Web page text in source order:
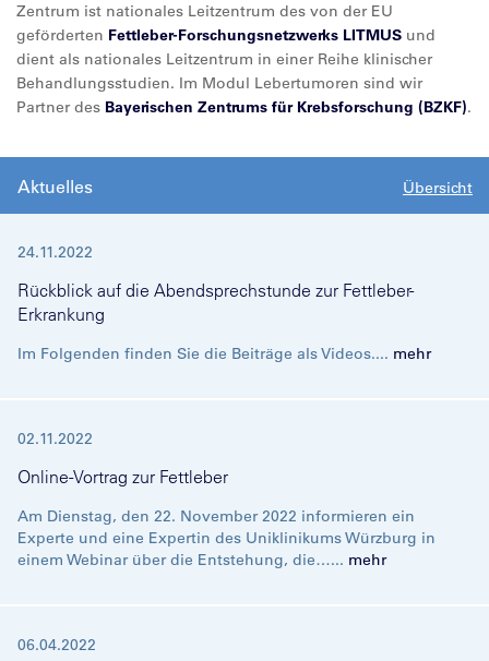
Zentrum ist nationales Leitzentrum des von der EU
geförderten Fettleber-Forschungsnetzwerks LITMUS und
dient als nationales Leitzentrum in einer Reihe klinischer
Behandlungsstudien. Im Modul Lebertumoren sind wir
Partner des Bayerischen Zentrums für Krebsforschung (BZKF).
Aktuelles Übersicht
24.11.2022
Rückblick auf die Abendsprechstunde zur Fettleber-
Erkrankung
Im Folgenden finden Sie die Beiträge als Videos.... mehr
02.11.2022
Online-Vortrag zur Fettleber
Am Dienstag, den 22. November 2022 informieren ein
Experte und eine Expertin des Uniklinikums Würzburg in
einem Webinar über die Entstehung, die…... mehr
06.04.2022